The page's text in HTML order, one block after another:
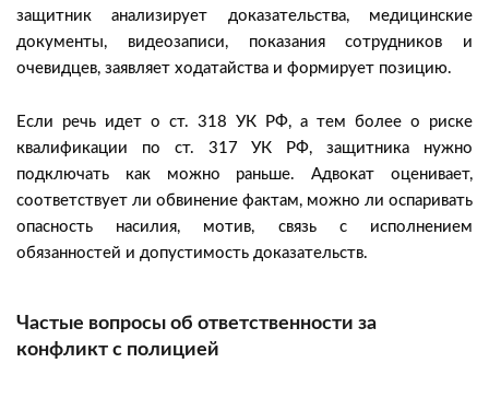
защитник анализирует доказательства, медицинские
документы, видеозаписи, показания сотрудников и
очевидцев, заявляет ходатайства и формирует позицию.
Если речь идет о ст. 318 УК РФ, а тем более о риске
квалификации по ст. 317 УК РФ, защитника нужно
подключать как можно раньше. Адвокат оценивает,
соответствует ли обвинение фактам, можно ли оспаривать
опасность насилия, мотив, связь с исполнением
обязанностей и допустимость доказательств.
Частые вопросы об ответственности за
конфликт с полицией